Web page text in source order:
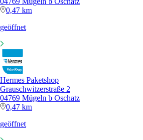
0,47 km
geöffnet
Hermes Paketshop
Grauschwitzerstraße 2
04769 Mügeln b Oschatz
0,47 km
geöffnet